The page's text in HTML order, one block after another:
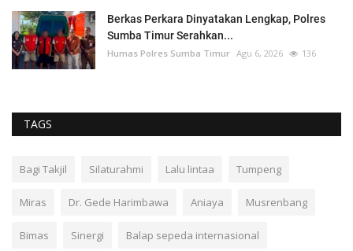
Berkas Perkara Dinyatakan Lengkap, Polres
Sumba Timur Serahkan...
Humas Polres Sumba Timur Agu 6, 2026 136
TAGS
Bagi Takjil Silaturahmi Lalu lintaa Tumpeng
Miras Dr. Gede Harimbawa Aniaya Musrenbang
Bimas Sinergi Balap sepeda internasional